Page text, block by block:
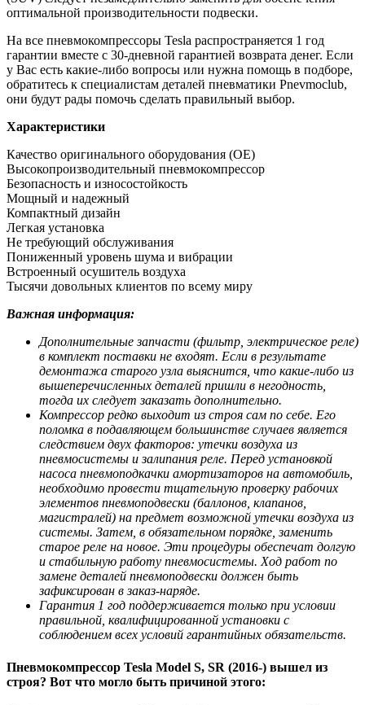
оптимальной производительности подвески.
На все пневмокомпрессоры Tesla распространяется 1 год
гарантии вместе с 30-дневной гарантией возврата денег. Если
у Вас есть какие-либо вопросы или нужна помощь в подборе,
обратитесь к специалистам деталей пневматики Pnevmoclub,
они будут рады помочь сделать правильный выбор.
Характеристики
Качество оригинального оборудования (ОЕ)
Высокопроизводительный пневмокомпрессор
Безопасность и износостойкость
Мощный и надежный
Компактный дизайн
Легкая установка
Не требующий обслуживания
Пониженный уровень шума и вибрации
Встроенный осушитель воздуха
Тысячи довольных клиентов по всему миру
Важная информация:
Дополнительные запчасти (фильтр, электрическое реле)
в комплект поставки не входят. Если в результате
демонтажа старого узла выяснится, что какие-либо из
вышеперечисленных деталей пришли в негодность,
тогда их следует заказать дополнительно.
Компрессор редко выходит из строя сам по себе. Его
поломка в подавляющем большинстве случаев является
следствием двух факторов: утечки воздуха из
пневмосистемы и залипания реле. Перед установкой
насоса пневмоподкачки амортизаторов на автомобиль,
необходимо провести тщательную проверку рабочих
элементов пневмоподвески (баллонов, клапанов,
магистралей) на предмет возможной утечки воздуха из
системы. Затем, в обязательном порядке, заменить
старое реле на новое. Эти процедуры обеспечат долгую
и стабильную работу пневмосистемы. Ход работ по
замене деталей пневмоподвески должен быть
зафиксирован в заказ-наряде.
Гарантия 1 год поддерживается только при условии
правильной, квалифицированной установки с
соблюдением всех условий гарантийных обязательств.
Пневмокомпрессор Tesla Model S, SR (2016-) вышел из
строя? Вот что могло быть причиной этого: